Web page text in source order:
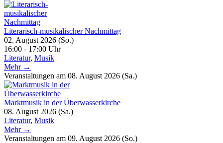
Literarisch-musikalischer Nachmittag
02. August 2026 (So.)
16:00 - 17:00 Uhr
Literatur, Musik
Mehr →
Veranstaltungen am 08. August 2026 (Sa.)
Marktmusik in der Überwasserkirche
08. August 2026 (Sa.)
Literatur, Musik
Mehr →
Veranstaltungen am 09. August 2026 (So.)